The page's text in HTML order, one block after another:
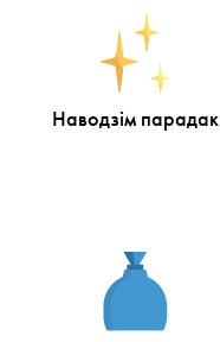
Наводзім парадак